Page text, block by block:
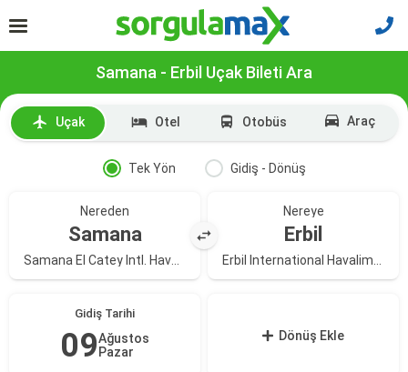
Samana - Erbil Uçak Bileti Ara
Uçak Otel Otobüs Araç
Tek Yön Gidiş - Dönüş
Nereden
Samana
Nereye
Erbil
Gidiş Tarihi
09Ağustos
Pazar
Dönüş Ekle